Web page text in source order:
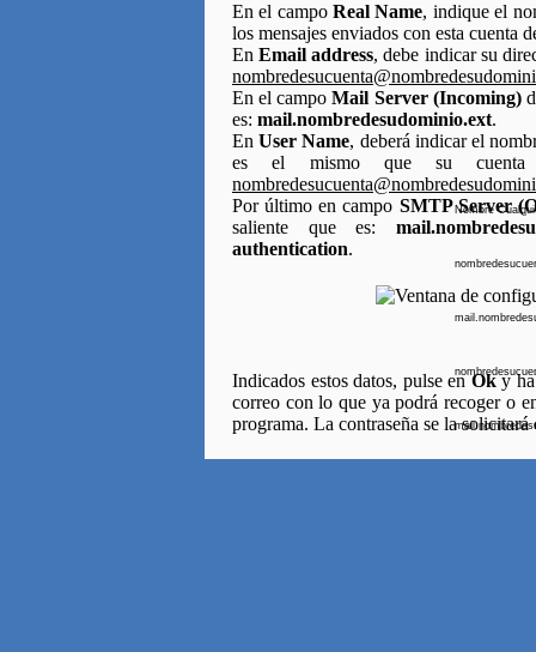
En el campoReal Name, indique el
los mensajes enviados con esta cuenta
EnEmail address, debe indicar su
En el campoMail Server (Incoming)
es: mail.nombredesudominio.ext.
EnUser Name, deberá indicar el
es el mismo que su
Por último en campo SMTP Server
saliente que es:
authentication.
Nombre
Indicados estos datos, pulse enOky
correo con lo que ya podrá recoger o
programa. La contraseña se la